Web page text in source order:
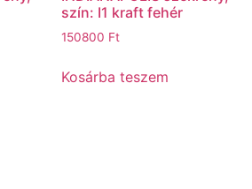
szín: I1 kraft fehér
150800 Ft
Kosárba teszem